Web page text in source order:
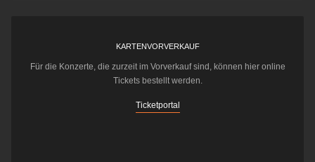
KARTENVORVERKAUF
Für die Konzerte, die zurzeit im Vorverkauf sind, können hier online
Tickets bestellt werden.
Ticketportal